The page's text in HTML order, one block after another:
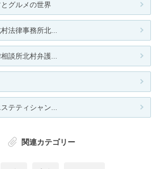
グルメの世界
法律事務所北...
談所北村弁護...
テティシャン...
関連カテゴリー